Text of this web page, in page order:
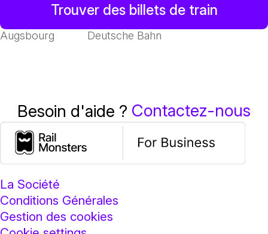
Trouver des billets de train
Augsbourg Deutsche Bahn
Besoin d'aide ? Contactez-nous
La Société
Conditions Générales
Gestion des cookies